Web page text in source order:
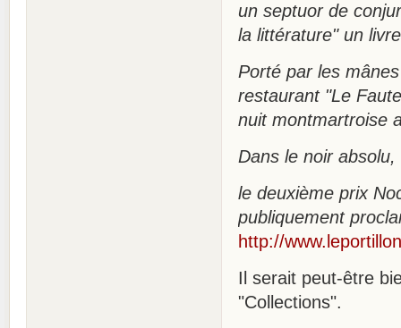
un septuor de
la littérature" un
Porté par les
restaurant "Le
nuit montmartroise
Dans le noir absolu,
le deuxième prix
publiquement
http://
Il serait peut-être
"Collections".